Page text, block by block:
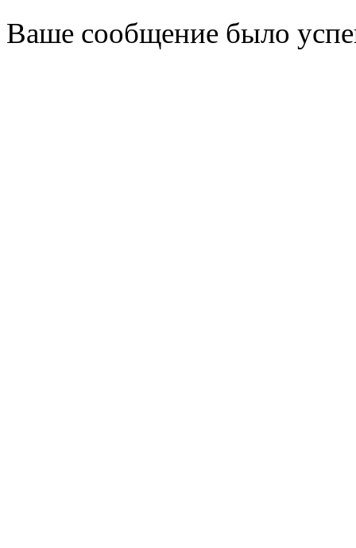
Ваше сообщение было